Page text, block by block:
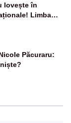
lovește în
Limba
Limba
Păcuraru: